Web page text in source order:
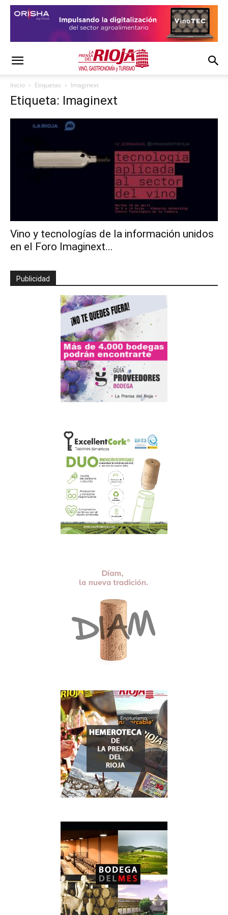
Inicio Etiquetas Imaginext
Etiqueta: Imaginext
Vino y tecnologías de la información unidos
en el Foro Imaginext...
Publicidad